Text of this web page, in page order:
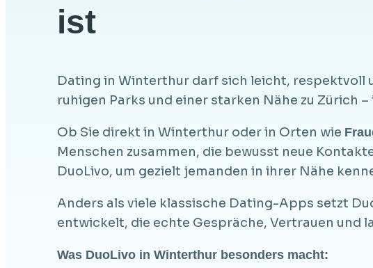
ist
Dating in Winterthur darf sich leicht,
ruhigen Parks und einer starken Nähe zu Zürich
Ob Sie direkt in Winterthur oder in Orten wie
Menschen zusammen, die bewusst neue
DuoLivo, um gezielt jemanden in ihrer Nähe
Anders als viele klassische Dating-Apps setzt
entwickelt, die echte Gespräche, Vertrauen und
Was DuoLivo in Winterthur besonders macht: